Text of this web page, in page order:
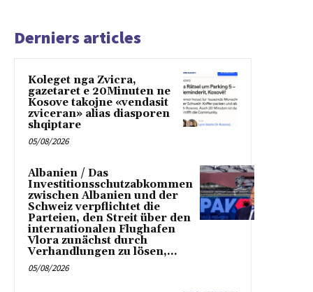
Derniers articles
Koleget nga Zvicra,
gazetaret e 20Minuten ne
Kosove takojne «vendasit
zviceran» alias diasporen
shqiptare
05/08/2026
Albanien / Das
Investitionsschutzabkommen
zwischen Albanien und der
Schweiz verpflichtet die
Parteien, den Streit über den
internationalen Flughafen
Vlora zunächst durch
Verhandlungen zu lösen,...
05/08/2026